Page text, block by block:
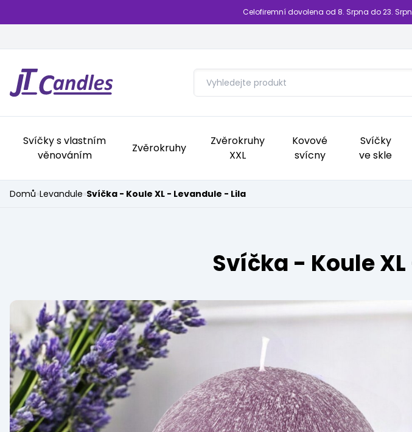
Celofiremní dovolena od 8. Srpna do 23.
Svíčky s vlastním
věnováním
Zvěrokruhy
Zvěrokruhy
XXL
Kovové
svícny
Svíčky
ve skle
Domů»Levandule»Svíčka - Koule XL - Levandule - Lila
Svíčka - Koule